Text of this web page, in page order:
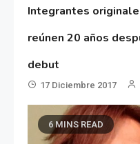
Integrantes
reúnen 20 años
debut
17 Diciembre 2017
6 MINS READ